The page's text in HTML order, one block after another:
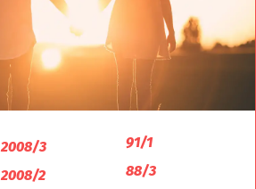
2008/3
2008/2
91/1
88/3